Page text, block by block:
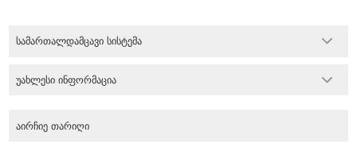
სამართალდამცავი სისტემა
უახლესი ინფორმაცია